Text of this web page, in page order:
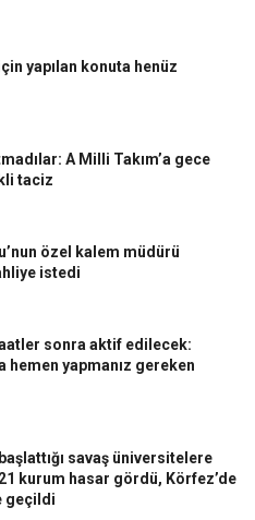
yapılan konuta henüz
A Milli Takım’a gece
taciz
özel kalem müdürü
istedi
sonra aktif edilecek:
hemen yapmanız gereken
savaş üniversitelere
21 kurum hasar gördü, Körfez’de
geçildi